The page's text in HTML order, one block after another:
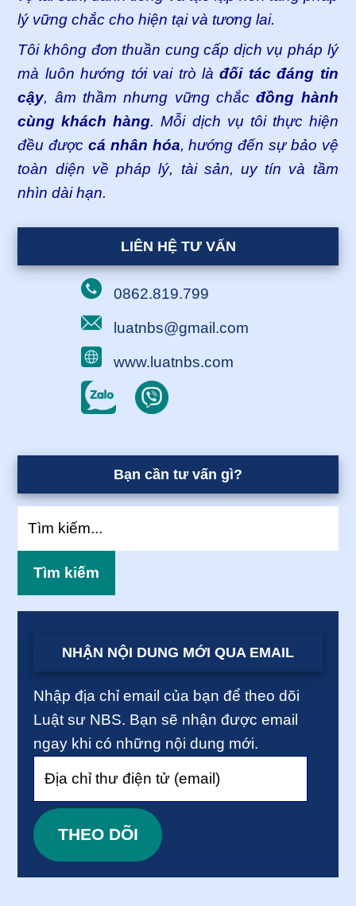
lý vững chắc cho hiện tại và tương lai.
Tôi không đơn thuần cung cấp dịch vụ pháp lý
mà luôn hướng tới vai trò làđối tác đáng tin
cậy, âm thầm nhưng vững chắcđồng hành
cùng khách hàng. Mỗi dịch vụ tôi thực hiện
đều được cá nhân hóa, hướng đến sự bảo vệ
toàn diện về pháp lý, tài sản, uy tín và tầm
nhìn dài hạn.
LIÊN HỆ TƯ VẤN
0862.819.799
luatnbs@gmail.com
www.luatnbs.com
Bạn cần tư vấn gì?
NHẬN NỘI DUNG MỚI QUA EMAIL
Nhập địa chỉ email của bạn để theo dõi
Luật sư NBS. Bạn sẽ nhận được email
ngay khi có những nội dung mới.
thư
điện
tử
THEO DÕI